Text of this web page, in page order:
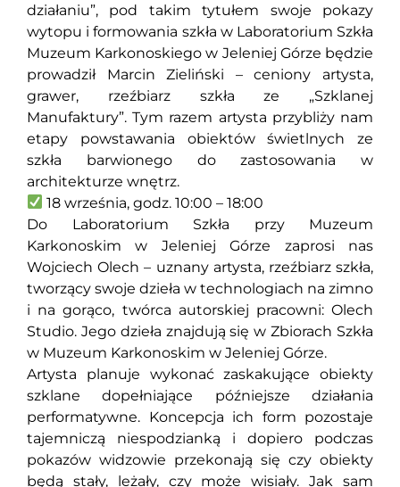
działaniu”, pod takim tytułem swoje pokazy
wytopu i formowania szkła w Laboratorium Szkła
Muzeum Karkonoskiego w Jeleniej Górze będzie
prowadził Marcin Zieliński – ceniony artysta,
grawer, rzeźbiarz szkła ze „Szklanej
Manufaktury”. Tym razem artysta przybliży nam
etapy powstawania obiektów świetlnych ze
szkła barwionego do zastosowania w
architekturze wnętrz.
18 września, godz. 10:00 – 18:00
Do Laboratorium Szkła przy Muzeum
Karkonoskim w Jeleniej Górze zaprosi nas
Wojciech Olech – uznany artysta, rzeźbiarz szkła,
tworzący swoje dzieła w technologiach na zimno
i na gorąco, twórca autorskiej pracowni: Olech
Studio. Jego dzieła znajdują się w Zbiorach Szkła
w Muzeum Karkonoskim w Jeleniej Górze.
Artysta planuje wykonać zaskakujące obiekty
szklane dopełniające późniejsze działania
performatywne. Koncepcja ich form pozostaje
tajemniczą niespodzianką i dopiero podczas
pokazów widzowie przekonają się czy obiekty
będą stały, leżały, czy może wisiały. Jak sam